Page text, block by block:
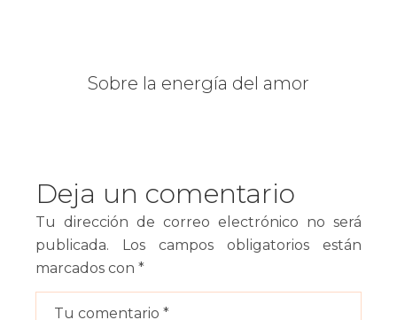
Sobre la energía del amor
Deja un comentario
Tu dirección de correo electrónico no será
publicada.
Los campos obligatorios están
marcados con*